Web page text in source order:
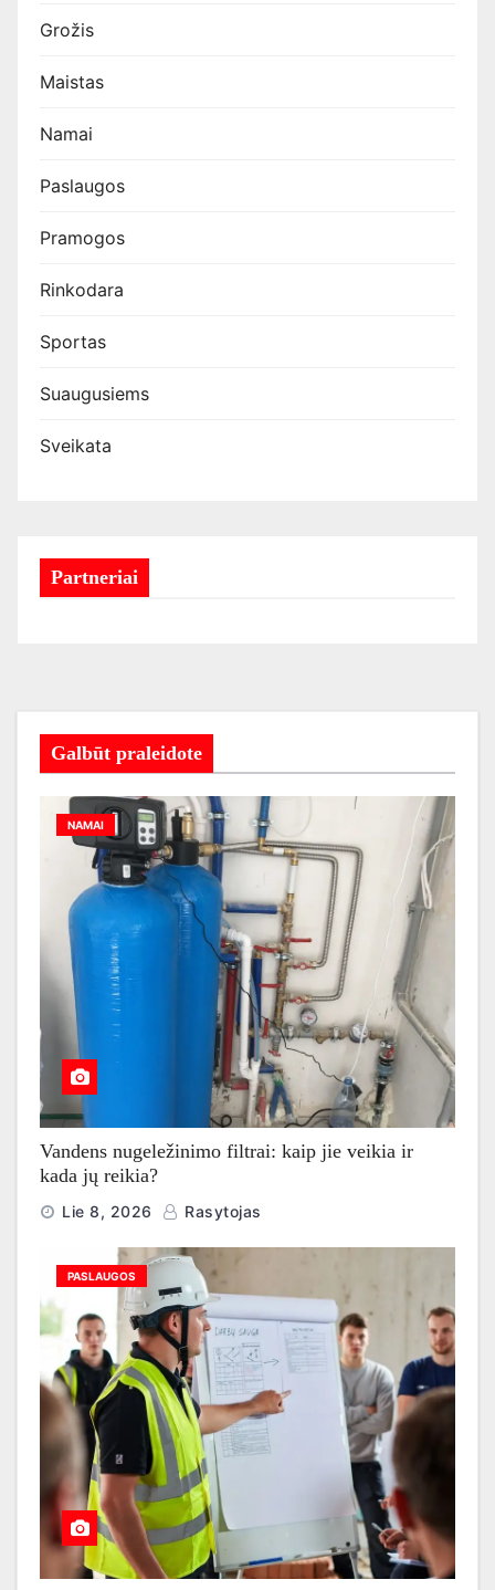
Grožis
Maistas
Namai
Paslaugos
Pramogos
Rinkodara
Sportas
Suaugusiems
Sveikata
Partneriai
Galbūt praleidote
NAMAI
Vandens nugeležinimo filtrai: kaip jie veikia ir
kada jų reikia?
Lie 8, 2026 Rasytojas
PASLAUGOS